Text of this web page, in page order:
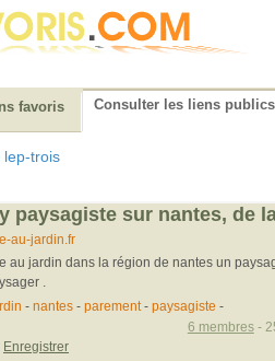
favoris Consulter les liens publics
lep-trois
paysagiste sur nantes, de
au-jardin.fr
au jardin dans la région de nantes un
.
- nantes- parement- paysagiste -
Enregistrer
6 membres-